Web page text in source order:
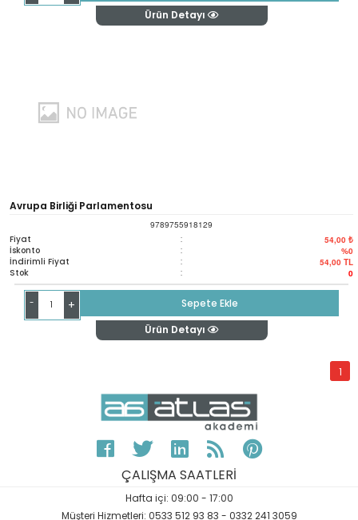
Ürün Detayı
Avrupa Birliği Parlamentosu
9789755918129
Fiyat : 54,00 ₺
İskonto : %0
İndirimli Fiyat : 54,00 TL
Stok : 0
- +
Sepete Ekle
Ürün Detayı
1
ÇALIŞMA SAATLERİ
Hafta içi: 09:00 - 17:00
Müşteri Hizmetleri: 0533 512 93 83 - 0332 241 3059